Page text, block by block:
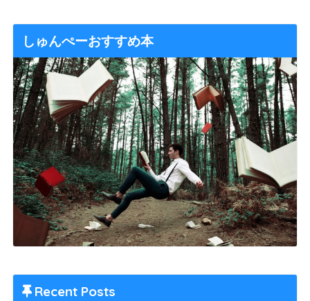
しゅんぺーおすすめ本
Recent Posts